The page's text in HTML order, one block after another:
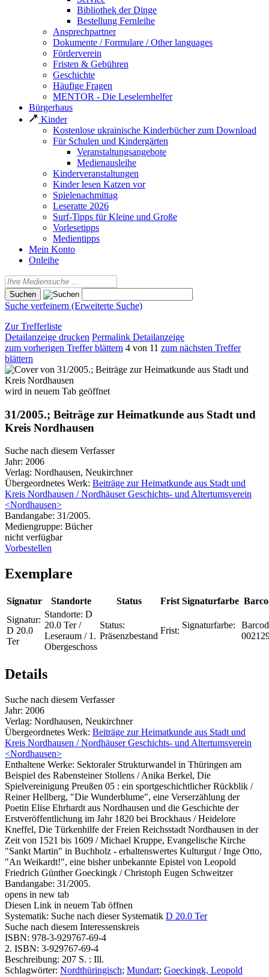
Bibliothek der Dinge
Bestellung Fernleihe
Ansprechpartner
Dokumente / Formulare / Other languages
Förderverein
Fristen & Gebühren
Geschichte
Häufige Fragen
MENTOR - Die Leselernhelfer
Bürgerhaus
Kinder
Kostenlose ukrainische Kinderbücher zum Download
Für Schulen und Kindergärten
Veranstaltungsangebote
Medienausleihe
Kinderveranstaltungen
Kinder lesen Katzen vor
Spielenachmittag
Leseratte 2026
Surf-Tipps für Kleine und Große
Vorlesetipps
Medientipps
Mein Konto
Onleihe
Suche verfeinern (Erweiterte Suche)
Zur Trefferliste
Detailanzeige drucken Permalink Detailanzeige
zum vorherigen Treffer blättern 4 von 11 zum nächsten Treffer
blättern
wird in neuem Tab geöffnet
31/2005.; Beiträge zur Heimatkunde aus Stadt und
Kreis Nordhausen
Suche nach diesem Verfasser
Jahr: 2006
Verlag: Nordhausen, Neukirchner
Übergeordnetes Werk: Beiträge zur Heimatkunde aus Stadt und
Kreis Nordhausen / Nordhäuser Geschichts- und Altertumsverein
<Nordhausen>
Bandangabe: 31/2005.
Mediengruppe: Bücher
nicht verfügbar
Vorbestellen
Exemplare
Signatur Standorte Status Frist Signaturfarbe
Signatur:
D 20.0
Ter
Standorte: D
20.0 Ter /
Leseraum / 1.
Obergeschoss
Status:
Präsenzbestand
Frist:
Signaturfarbe:
Details
Suche nach diesem Verfasser
Jahr: 2006
Verlag: Nordhausen, Neukirchner
Übergeordnetes Werk: Beiträge zur Heimatkunde aus Stadt und
Kreis Nordhausen / Nordhäuser Geschichts- und Altertumsverein
<Nordhausen>
Enthaltene Werke: Sektoraler Strukturwandel in Thüringen am
Beispiel des Rabensteiner Stollens / Anika Berkel, Die
Spielvereinigung Preußen 05 : ein sportgeschichtlicher Rückblik /
Reiner Hellberg, "Die Wunderblume", eine Verserzählung der
Poetin Elise Ehrhardt aus Nordhausen und die Geschichte der
Erstveröffentlichung im Jahr 1820 bei Brockhaus / Heidelore
Kneffel, Die Türkenhilfe der Freien Reichsstadt Nordhausen in der
Zeit von 1521 bis 1609 / Michael Kruppe, Evangelische Kirche
"Sankt Martin" in Buchholz - erhaltenswertes Kulturgut / Inge Otto,
"An Weikardt!", eine bisher unbekannte Epistel von Leopold
Friedrich Günther Goeckingk / Christoph Eugen Schweitzer
Bandangabe: 31/2005.
opens in new tab
Diesen Link in neuem Tab öffnen
Systematik: Suche nach dieser Systematik D 20.0 Ter
Suche nach diesem Interessenskreis
ISBN: 978-3-929767-69-4
2. ISBN: 3-929767-69-4
Beschreibung: 207 S. : Ill.
Schlagwörter: Nordthüringisch; Mundart; Goeckingk, Leopold